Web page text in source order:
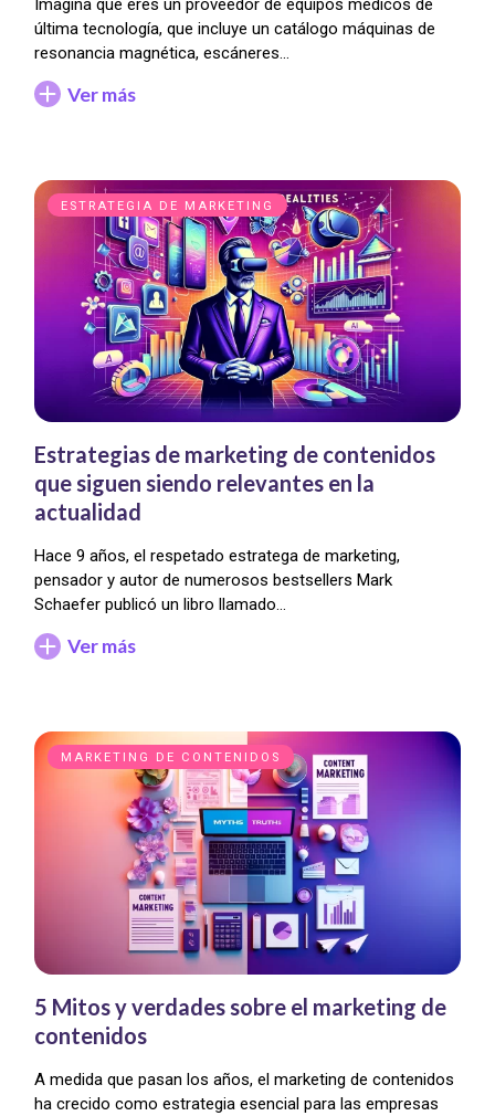
Imagina que eres un proveedor de equipos médicos de
última tecnología, que incluye un catálogo máquinas de
resonancia magnética, escáneres…
Ver más
ESTRATEGIA DE MARKETING
Estrategias de marketing de contenidos
que siguen siendo relevantes en la
actualidad
Hace 9 años, el respetado estratega de marketing,
pensador y autor de numerosos bestsellers Mark
Schaefer publicó un libro llamado…
Ver más
MARKETING DE CONTENIDOS
5 Mitos y verdades sobre el marketing de
contenidos
A medida que pasan los años, el marketing de contenidos
ha crecido como estrategia esencial para las empresas